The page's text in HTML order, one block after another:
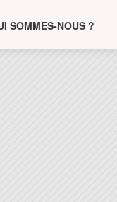
SOMMES-NOUS ?